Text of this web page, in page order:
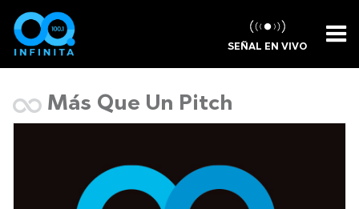
SEÑAL EN VIVO
Más Que Un Pitch